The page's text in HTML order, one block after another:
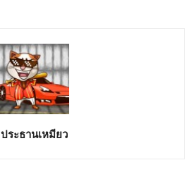
ประธานเหมียว